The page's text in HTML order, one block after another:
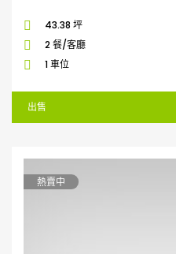
43.38 坪
2 餐/客廳
1 車位
出售
熱賣中